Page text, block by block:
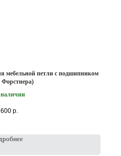
мебельной петли с подшипником
Форстнера)
наличии
р.